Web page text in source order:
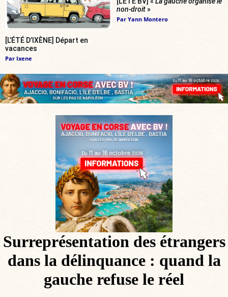
[L’ÉTÉ D’IXÈNE] Départ en
vacances
Par Ixene
non-droit»
Par Yann Montero
Surreprésentation des étrangers
dans la délinquance : quand la
gauche refuse le réel